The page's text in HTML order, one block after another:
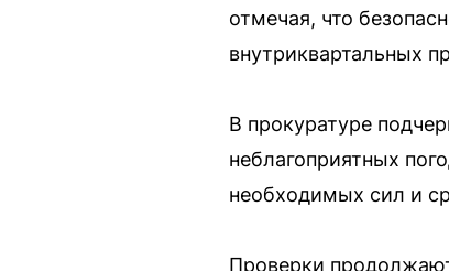
отмечая, что
внутриквартальных
В прокуратуре
неблагоприятных
необходимых сил и
Проверки